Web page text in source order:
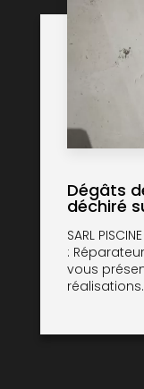
Dégâts
déchiré
SARL
:
vous